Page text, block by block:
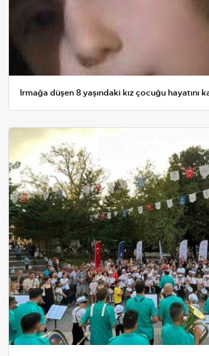
Irmağa düşen 8 yaşındaki kız çocuğu hayatını